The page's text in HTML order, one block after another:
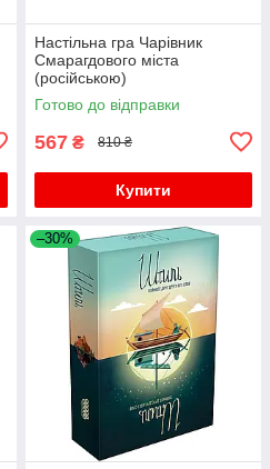
Настільна гра Чарівник
Смарагдового міста
(російською)
Готово до відправки
567 ₴ 810 ₴
Купити
–30%